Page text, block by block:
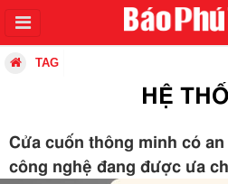
TAG
HỆ
Cửa cuốn thông minh có
công nghệ đang được ưa